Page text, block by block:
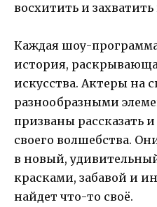
восхитить и
Каждая шоу-
история,
искусства. Актеры на
разнообразными
призваны рассказать
своего волшебства.
в новый,
красками, забавой и
найдет что-то своё.